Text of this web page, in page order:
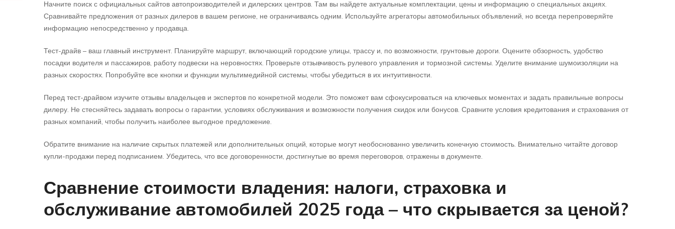
Начните поиск с официальных сайтов автопроизводителей и дилерских центров. Там вы найдете актуальные комплектации, цены и информацию о специальных акциях.
Сравнивайте предложения от разных дилеров в вашем регионе, не ограничиваясь одним. Используйте агрегаторы автомобильных объявлений, но всегда перепроверяйте
информацию непосредственно у продавца.
Тест-драйв – ваш главный инструмент. Планируйте маршрут, включающий городские улицы, трассу и, по возможности, грунтовые дороги. Оцените обзорность, удобство
посадки водителя и пассажиров, работу подвески на неровностях. Проверьте отзывчивость рулевого управления и тормозной системы. Уделите внимание шумоизоляции на
разных скоростях. Попробуйте все кнопки и функции мультимедийной системы, чтобы убедиться в их интуитивности.
Перед тест-драйвом изучите отзывы владельцев и экспертов по конкретной модели. Это поможет вам сфокусироваться на ключевых моментах и задать правильные вопросы
дилеру. Не стесняйтесь задавать вопросы о гарантии, условиях обслуживания и возможности получения скидок или бонусов. Сравните условия кредитования и страхования от
разных компаний, чтобы получить наиболее выгодное предложение.
Обратите внимание на наличие скрытых платежей или дополнительных опций, которые могут необоснованно увеличить конечную стоимость. Внимательно читайте договор
купли-продажи перед подписанием. Убедитесь, что все договоренности, достигнутые во время переговоров, отражены в документе.
Сравнение стоимости владения: налоги, страховка и
обслуживание автомобилей 2025 года – что скрывается за ценой?